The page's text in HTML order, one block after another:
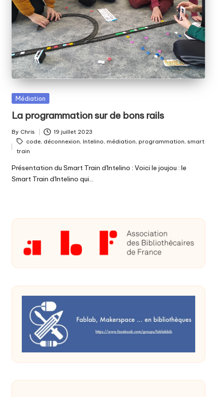
b
i
b
fabriquer
ensemble
?
Posted
Médiation
La programmation sur de bons rails
Posted
By Chris
19 juillet 2023
Tags:code, déconnexion, Intelino, médiation, programmation, smart
train
Présentation du Smart Train d'Intelino : Voici le joujou : le
Smart Train d'Intelino qui…